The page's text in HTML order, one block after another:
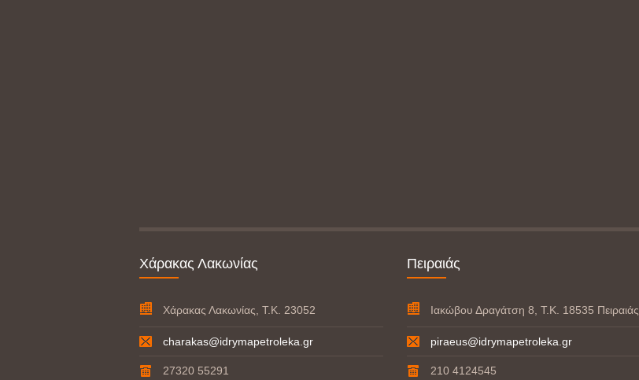
Χάρακας Λακωνίας
Χάρακας Λακωνίας, Τ.Κ. 23052
charakas@idrymapetroleka.gr
27320 55291
Πειραιάς
Ιακώβου Δραγάτση 8, Τ.Κ. 18535 Πειραιάς
piraeus@idrymapetroleka.gr
210 4124545